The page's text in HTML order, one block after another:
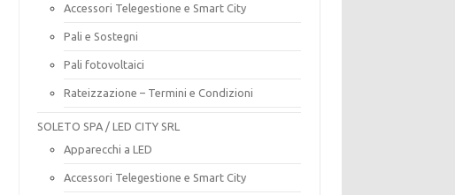
Accessori Telegestione e Smart City
Pali e Sostegni
Pali fotovoltaici
Rateizzazione – Termini e Condizioni
SOLETO SPA / LED CITY SRL
Apparecchi a LED
Accessori Telegestione e Smart City